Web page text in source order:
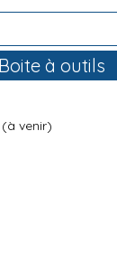
Boite à outils
(à venir)